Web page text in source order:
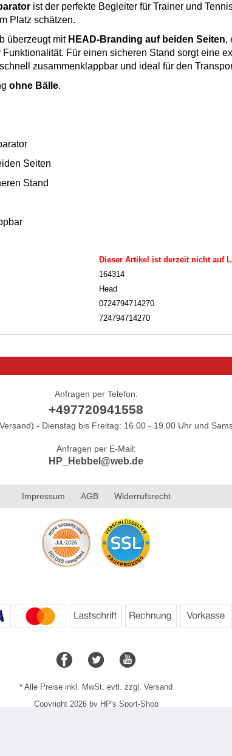
ist der perfekte Begleiter für Trainer und
Platz schätzen.
überzeugt mit HEAD-Branding auf beiden Seiten,
Für einen sicheren Stand sorgt eine
zusammenklappbar und ideal für den
ohne Bälle.
Seiten
Stand
Dieser Artikel ist derzeit nicht auf
164314
Head
0724794714270
724794714270
Anfragen per Telefon:
+497720941558
- Dienstag bis Freitag: 16.00 - 19.00 Uhr und
Anfragen per E-Mail:
HP_Hebbel@web.de
Impressum AGB Widerrufsrecht
* Alle Preise inkl. MwSt. evtl. zzgl. Versand
Copyright 2026 by HP's Sport-Shop